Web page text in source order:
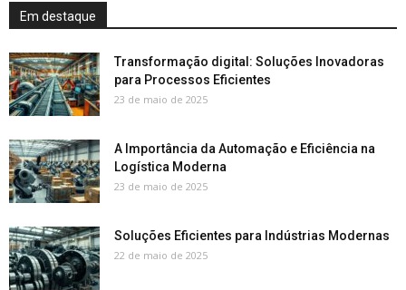
Em destaque
Transformação digital: Soluções Inovadoras
para Processos Eficientes
23 de maio de 2025
A Importância da Automação e Eficiência na
Logística Moderna
23 de maio de 2025
Soluções Eficientes para Indústrias Modernas
22 de maio de 2025